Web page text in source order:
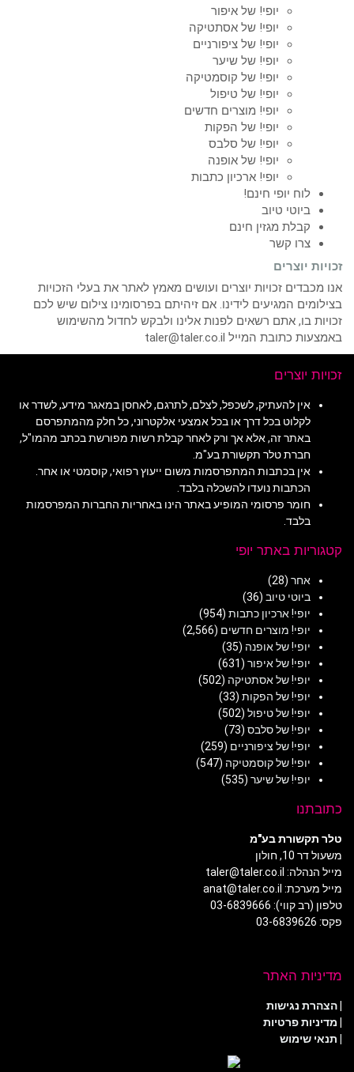
יופי! של איפור
יופי! של אסתטיקה
יופי! של ציפורניים
יופי! של שיער
יופי! של קוסמטיקה
יופי! של טיפול
יופי! מוצרים חדשים
יופי! של הפקות
יופי! של סלבס
יופי! של אופנה
יופי! ארכיון כתבות
לוח יופי חינם!
ביוטי טיוב
קבלת מגזין חינם
צרו קשר
זכויות יוצרים
אנו מכבדים זכויות יוצרים ועושים מאמץ לאתר את בעלי הזכויות
בצילומים המגיעים לידינו. אם זיהיתם בפרסומינו צילום שיש לכם
זכויות בו, אתם רשאים לפנות אלינו ולבקש לחדול מהשימוש
באמצעות כתובת המייל taler@taler.co.il
זכויות יוצרים
אין להעתיק, לשכפל, לצלם, לתרגם, לאחסן במאגר מידע, לשדר או
לקלוט בכל דרך או בכל אמצעי אלקטרוני, כל חלק מהמתפרסם
באתר זה, אלא אך ורק לאחר קבלת רשות מפורשת בכתב מהמו"ל,
חברת טלר תקשורת בע"מ.
אין בכתבות המתפרסמות משום ייעוץ רפואי, קוסמטי או אחר.
הכתבות נועדו להשכלה בלבד.
חומר פרסומי המופיע באתר הינו באחריות החברות המפרסמות
בלבד.
קטגוריות באתר יופי
אחר (28)
ביוטי טיוב (36)
יופי! ארכיון כתבות (954)
יופי! מוצרים חדשים (2,566)
יופי! של אופנה (35)
יופי! של איפור (631)
יופי! של אסתטיקה (502)
יופי! של הפקות (33)
יופי! של טיפול (502)
יופי! של סלבס (73)
יופי! של ציפורניים (259)
יופי! של קוסמטיקה (547)
יופי! של שיער (535)
כתובתנו
טלר תקשורת בע"מ
משעול דר 10, חולון
מייל הנהלה: taler@taler.co.il
מייל מערכת: anat@taler.co.il
טלפון (רב קווי): 03-6839666
פקס: 03-6839626
מדיניות האתר
|הצהרת נגישות
| מדיניות פרטיות
| תנאי שימוש